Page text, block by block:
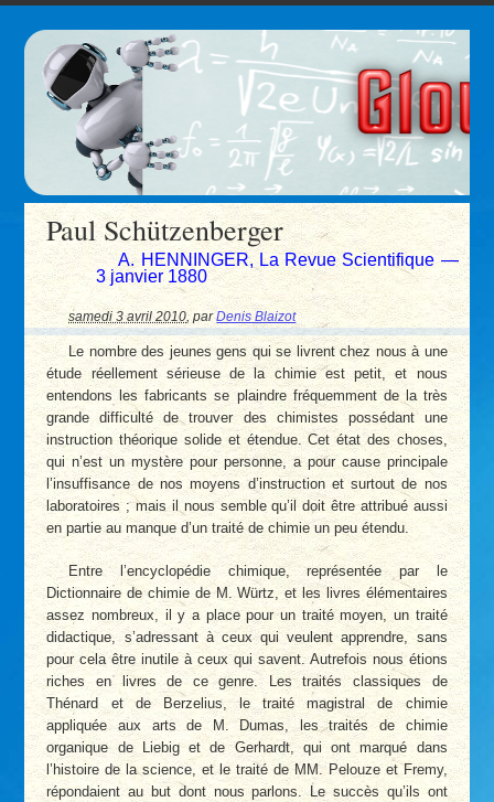
Paul Schützenberger
A. HENNINGER, La Revue Scientifique —
3 janvier 1880
samedi 3 avril 2010,parDenis Blaizot
Le nombre des jeunes gens qui se livrent chez nous à une
étude réellement sérieuse de la chimie est petit, et nous
entendons les fabricants se plaindre fréquemment de la très
grande difficulté de trouver des chimistes possédant une
instruction théorique solide et étendue. Cet état des choses,
qui n’est un mystère pour personne, a pour cause principale
l’insuffisance de nos moyens d’instruction et surtout de nos
laboratoires ; mais il nous semble qu’il doit être attribué aussi
en partie au manque d’un traité de chimie un peu étendu.
Entre l’encyclopédie chimique, représentée par le
Dictionnaire de chimie de M. Würtz, et les livres élémentaires
assez nombreux, il y a place pour un traité moyen, un traité
didactique, s’adressant à ceux qui veulent apprendre, sans
pour cela être inutile à ceux qui savent. Autrefois nous étions
riches en livres de ce genre. Les traités classiques de
Thénard et de Berzelius, le traité magistral de chimie
appliquée aux arts de M. Dumas, les traités de chimie
organique de Liebig et de Gerhardt, qui ont marqué dans
l’histoire de la science, et le traité de MM. Pelouze et Fremy,
répondaient au but dont nous parlons. Le succès qu’ils ont